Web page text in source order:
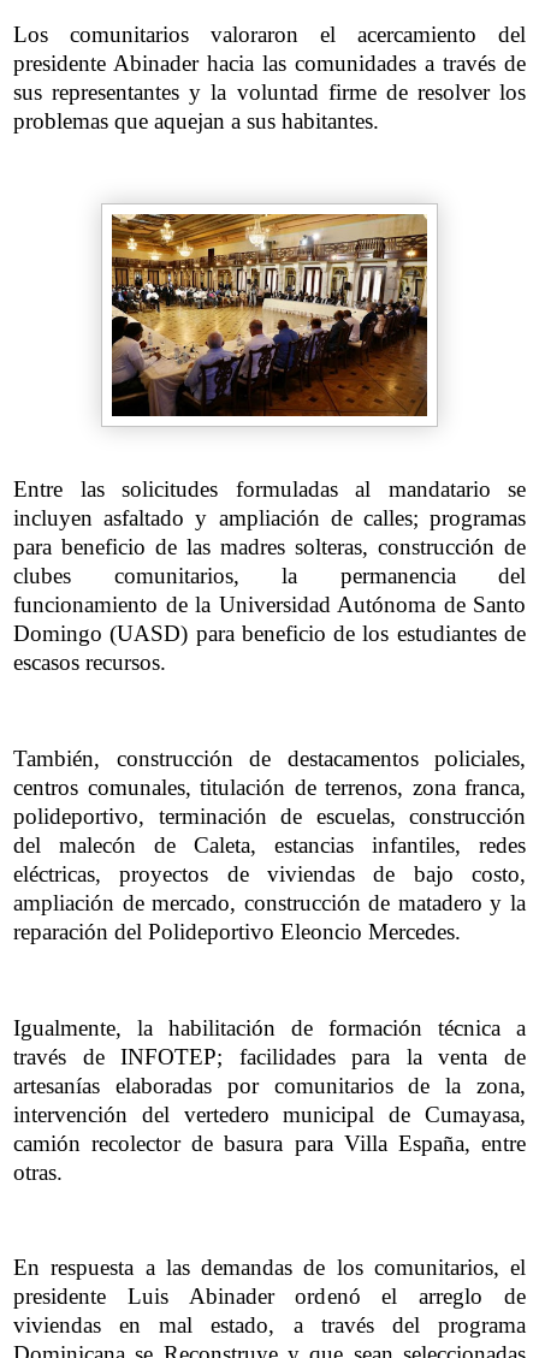
Los comunitarios valoraron el acercamiento del
presidente Abinader hacia las comunidades a través de
sus representantes y la voluntad firme de resolver los
problemas que aquejan a sus habitantes.
Entre las solicitudes formuladas al mandatario se
incluyen asfaltado y ampliación de calles; programas
para beneficio de las madres solteras, construcción de
clubes comunitarios, la permanencia del
funcionamiento de la Universidad Autónoma de Santo
Domingo (UASD) para beneficio de los estudiantes de
escasos recursos.
También, construcción de destacamentos policiales,
centros comunales, titulación de terrenos, zona franca,
polideportivo, terminación de escuelas, construcción
del malecón de Caleta, estancias infantiles, redes
eléctricas, proyectos de viviendas de bajo costo,
ampliación de mercado, construcción de matadero y la
reparación del Polideportivo Eleoncio Mercedes.
Igualmente, la habilitación de formación técnica a
través de INFOTEP; facilidades para la venta de
artesanías elaboradas por comunitarios de la zona,
intervención del vertedero municipal de Cumayasa,
camión recolector de basura para Villa España, entre
otras.
En respuesta a las demandas de los comunitarios, el
presidente Luis Abinader ordenó el arreglo de
viviendas en mal estado, a través del programa